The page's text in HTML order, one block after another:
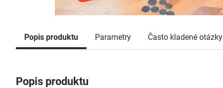
Popis produktu Parametry Často kladené otázky
Popis produktu